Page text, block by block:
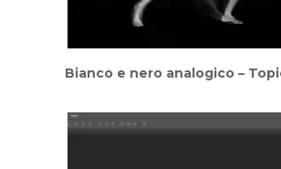
Bianco e nero analogico –